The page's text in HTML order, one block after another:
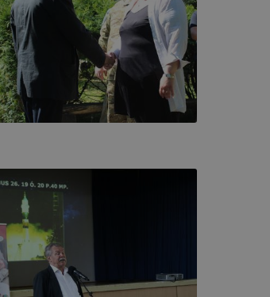
megakadályozása vagy
nem lesznek képesek honlapunk
a honlap a tervezettől eltérően fog